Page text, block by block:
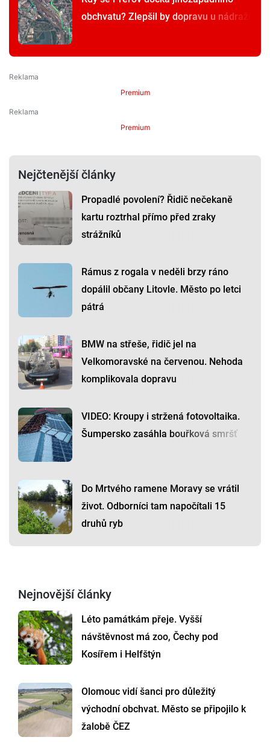
obchvatu? Zlepšil by dopravu u nádraží
Premium
Premium
Nejčtenější články
Propadlé povolení? Řidič nečekaně
kartu roztrhal přímo před zraky
strážníků
Rámus z rogala v neděli brzy ráno
dopálil občany Litovle. Město po letci
pátrá
BMW na střeše, řidič jel na
Velkomoravské na červenou. Nehoda
komplikovala dopravu
VIDEO: Kroupy i stržená fotovoltaika.
Šumpersko zasáhla bouřková smršť
Do Mrtvého ramene Moravy se vrátil
život. Odborníci tam napočítali 15
druhů ryb
Nejnovější články
Léto památkám přeje. Vyšší
návštěvnost má zoo, Čechy pod
Kosířem i Helfštýn
Olomouc vidí šanci pro důležitý
východní obchvat. Město se připojilo k
žalobě ČEZ